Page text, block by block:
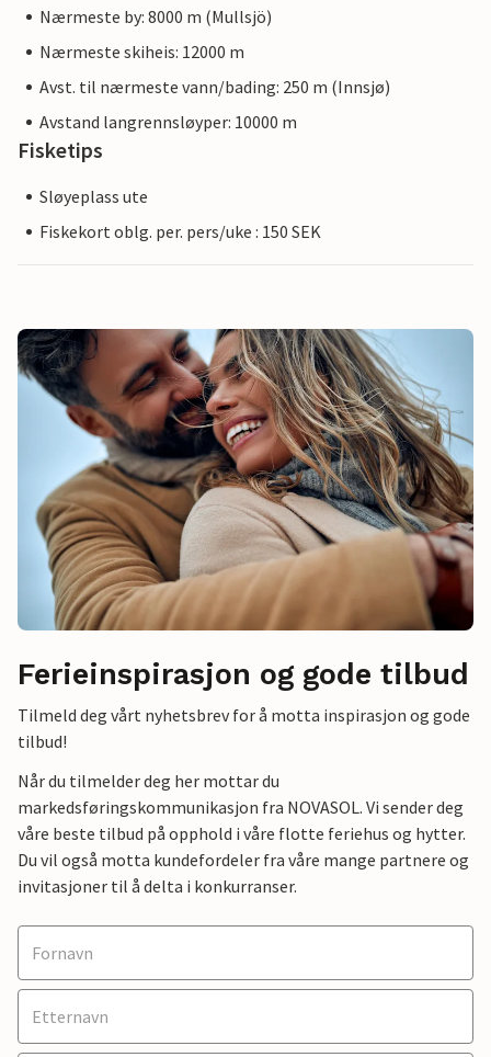
Nærmeste by: 8000 m (Mullsjö)
Nærmeste skiheis: 12000 m
Avst. til nærmeste vann/bading: 250 m (Innsjø)
Avstand langrennsløyper: 10000 m
Fisketips
Sløyeplass ute
Fiskekort oblg. per. pers/uke : 150 SEK
Ferieinspirasjon og gode tilbud
Tilmeld deg vårt nyhetsbrev for å motta inspirasjon og gode
tilbud!
Når du tilmelder deg her mottar du
markedsføringskommunikasjon fra NOVASOL. Vi sender deg
våre beste tilbud på opphold i våre flotte feriehus og hytter.
Du vil også motta kundefordeler fra våre mange partnere og
invitasjoner til å delta i konkurranser.